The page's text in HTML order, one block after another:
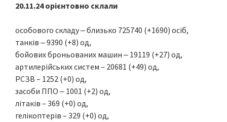
20.11.24 орієнтовно склали
особового складу ‒ близько 725740 (+1690) осіб,
танків ‒ 9390 (+8) од,
бойових броньованих машин ‒ 19119 (+27) од,
артилерійських систем – 20681 (+49) од,
РСЗВ – 1252 (+0) од,
засоби ППО ‒ 1001 (+2) од,
літаків – 369 (+0) од,
гелікоптерів – 329 (+0) од,